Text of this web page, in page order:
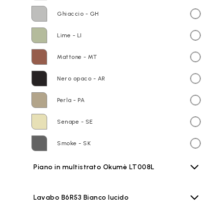
Ghiaccio - GH
Lime - LI
Mattone - MT
Nero opaco - AR
Perla - PA
Senape - SE
Smoke - SK
Piano in multistrato Okumè LT008L
Lavabo B6R53 Bianco lucido